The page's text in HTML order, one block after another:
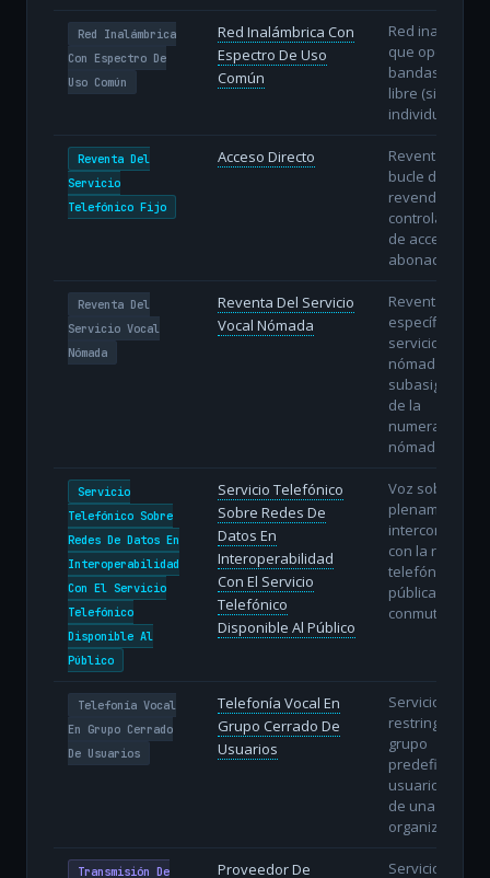
Red Inalámbrica
Con Espectro De
Uso Común
Red Inalámbrica Con
Espectro De Uso
Común
Red
que opera en
bandas de uso
libre (sin
individual).
Reventa Del
Servicio
Telefónico Fijo
Acceso Directo
Reventa con
bucle directo:
revendedor
controla la
de acceso del
abonado.
Reventa Del
Servicio Vocal
Nómada
Reventa Del Servicio
Vocal Nómada
Reventa
específica del
servicio vocal
nómada con
subasignación
de la
numeración
nómada.
Servicio
Telefónico Sobre
Redes De Datos En
Interoperabilidad
Con El Servicio
Telefónico
Disponible Al
Público
Servicio Telefónico
Sobre Redes De
Datos En
Interoperabilidad
Con El Servicio
Telefónico
Disponible Al Público
Voz sobre IP
plenamente
interconectada
con la red
telefónica
pública
conmutada.
Telefonía Vocal
En Grupo Cerrado
De Usuarios
Telefonía Vocal En
Grupo Cerrado De
Usuarios
Servicio de voz
restringido a
grupo
predefinido de
usuarios
de una
organización.
Transmisión De
Proveedor De
Servicio de